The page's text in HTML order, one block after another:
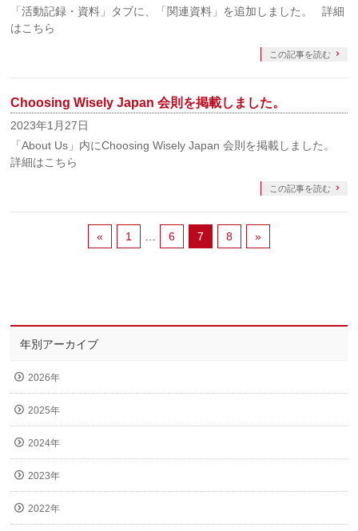
「活動記録・資料」タブに、「関連資料」を追加しました。 詳細
はこちら
この記事を読む
Choosing Wisely Japan 会則を掲載しました。
2023年1月27日
「About Us」内にChoosing Wisely Japan 会則を掲載しました。
詳細はこちら
この記事を読む
« 1 6 7 8 »
年別アーカイブ
2026年
2025年
2024年
2023年
2022年